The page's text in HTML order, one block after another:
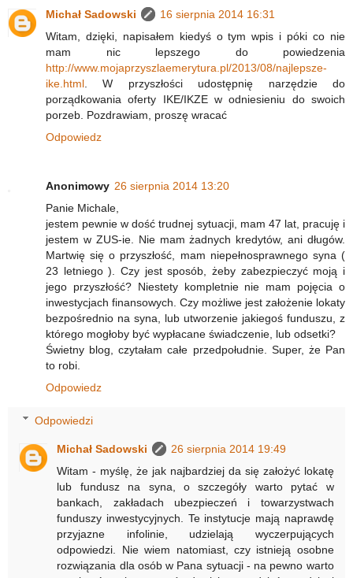
Michał Sadowski
16 sierpnia 2014 16:31
Witam, dzięki, napisałem kiedyś o tym wpis i póki co nie
mam nic lepszego do powiedzenia
http://www.mojaprzyszlaemerytura.pl/2013/08/najlepsze-
ike.html . W przyszłości udostępnię narzędzie do
porządkowania oferty IKE/IKZE w odniesieniu do swoich
porzeb. Pozdrawiam, proszę wracać
Odpowiedz
Anonimowy 26 sierpnia 2014 13:20
Panie Michale,
jestem pewnie w dość trudnej sytuacji, mam 47 lat, pracuję i
jestem w ZUS-ie. Nie mam żadnych kredytów, ani długów.
Martwię się o przyszłość, mam niepełnosprawnego syna (
23 letniego ). Czy jest sposób, żeby zabezpieczyć moją i
jego przyszłość? Niestety kompletnie nie mam pojęcia o
inwestycjach finansowych. Czy możliwe jest założenie lokaty
bezpośrednio na syna, lub utworzenie jakiegoś funduszu, z
którego mogłoby być wypłacane świadczenie, lub odsetki?
Świetny blog, czytałam całe przedpołudnie. Super, że Pan
to robi.
Odpowiedz
Odpowiedzi
Michał Sadowski
26 sierpnia 2014 19:49
Witam - myślę, że jak najbardziej da się założyć lokatę
lub fundusz na syna, o szczegóły warto pytać w
bankach, zakładach ubezpieczeń i towarzystwach
funduszy inwestycyjnych. Te instytucje mają naprawdę
przyjazne infolinie, udzielają wyczerpujących
odpowiedzi. Nie wiem natomiast, czy istnieją osobne
rozwiązania dla osób w Pana sytuacji - na pewno warto